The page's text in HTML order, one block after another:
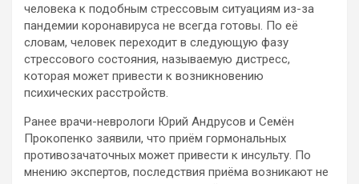
человека к подобным стрессовым ситуациям из-за
пандемии коронавируса не всегда готовы. По её
словам, человек переходит в следующую фазу
стрессового состояния, называемую дистресс,
которая может привести к возникновению
психических расстройств.
Ранее врачи-неврологи Юрий Андрусов и Семён
Прокопенко заявили, что приём гормональных
противозачаточных может привести к инсульту. По
мнению экспертов, последствия приёма возникают не